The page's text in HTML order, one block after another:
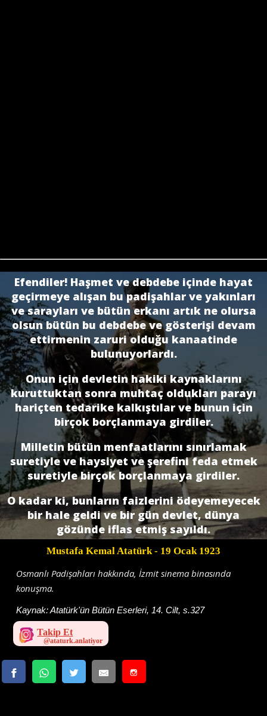
Efendiler! Haşmet ve debdebe içinde hayat
geçirmeye alışan bu padişahlar ve yakınları
ve sarayları ve bütün erkanı artık ne olursa
olsun bütün bu debdebe ve gösterişi devam
ettirmenin zaruri olduğu kanaatinde
bulunuyorlardı.
Onun için devletin hakiki kaynaklarını
kuruttuktan sonra muhtaç oldukları parayı
hariçten tedarike kalkıştılar ve bunun için
birçok borçlanmaya girdiler.
Milletin bütün menfaatlarını sınırlamak
suretiyle ve haysiyet ve şerefini feda etmek
suretiyle birçok borçlanmaya girdiler.
O kadar ki, bunların faizlerini ödeyemeyecek
bir hale geldi ve bir gün devlet, dünya
gözünde iflas etmiş sayıldı.
Mustafa Kemal Atatürk- 19 Ocak 1923
Osmanlı Padişahları hakkında, İzmit sinema binasında
konuşma.
Kaynak:Atatürk'ün Bütün Eserleri, 14. Cilt, s.327
Takip Et